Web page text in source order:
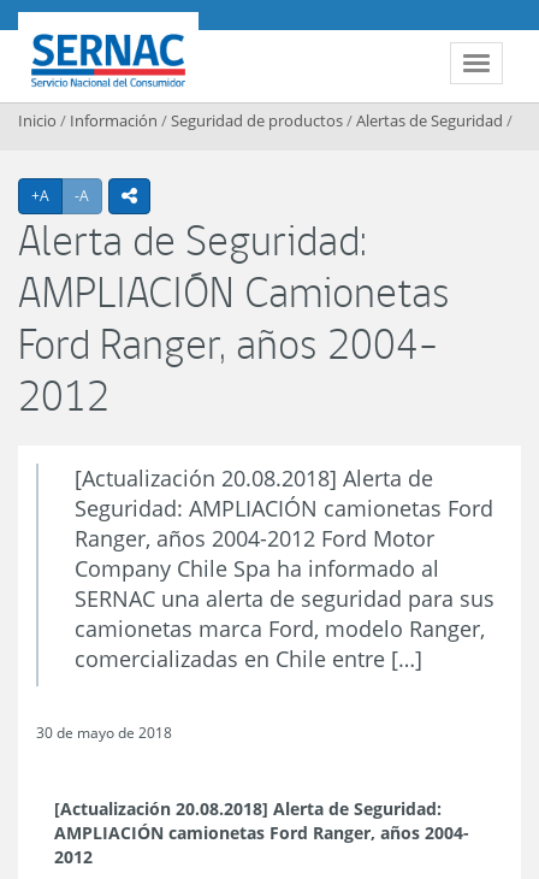
Contenido principal
Toggle
SERNAC
Inicio / Información /Seguridad de productos/Alertas de Seguridad /
+A Agrandar texto
-A Achicar textoicono compartir
Alerta de Seguridad:
AMPLIACIÓN Camionetas
Ford Ranger, años 2004-
2012
[Actualización 20.08.2018] Alerta de
Seguridad: AMPLIACIÓN camionetas Ford
Ranger, años 2004-2012 Ford Motor
Company Chile Spa ha informado al
SERNAC una alerta de seguridad para sus
camionetas marca Ford, modelo Ranger,
comercializadas en Chile entre […]
30 de mayo de 2018
[Actualización 20.08.2018] Alerta de Seguridad:
AMPLIACIÓN camionetas Ford Ranger, años 2004-
2012